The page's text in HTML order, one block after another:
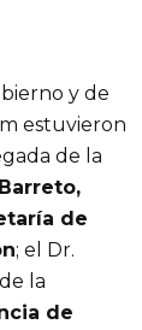
y de
estuvieron
de
de